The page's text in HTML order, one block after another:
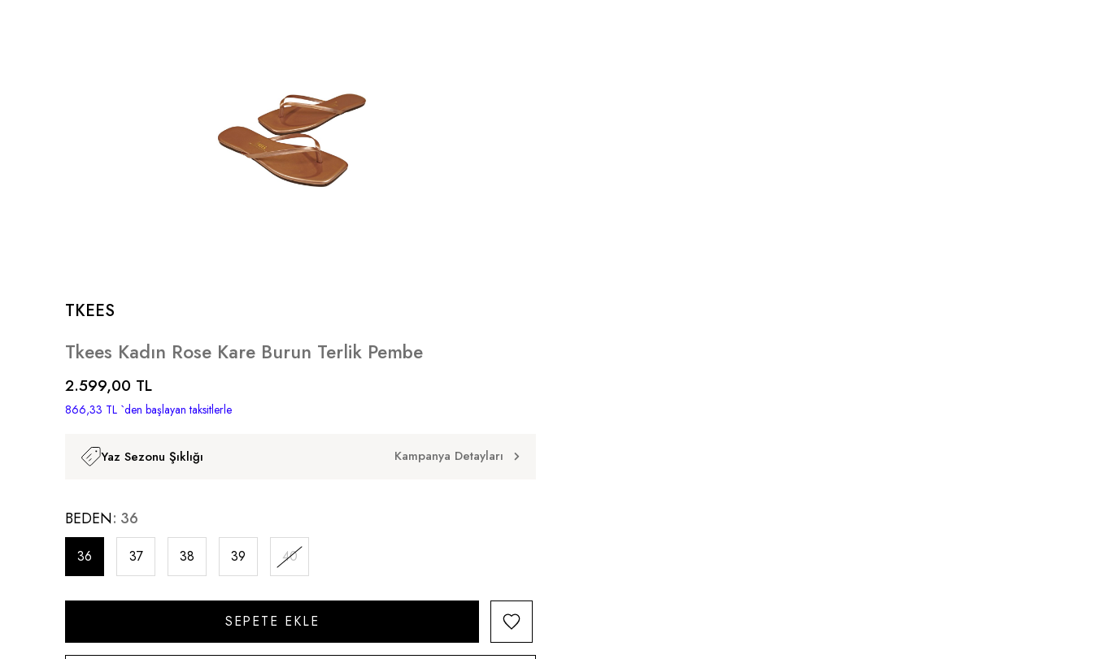
TKEES
Tkees Kadın Rose Kare Burun Terlik Pembe
2.599,00 TL
866,33 TL `den başlayan taksitlerle
Yaz Sezonu Şıklığı Kampanya Detayları
BEDEN 36
36 37 38 39 40